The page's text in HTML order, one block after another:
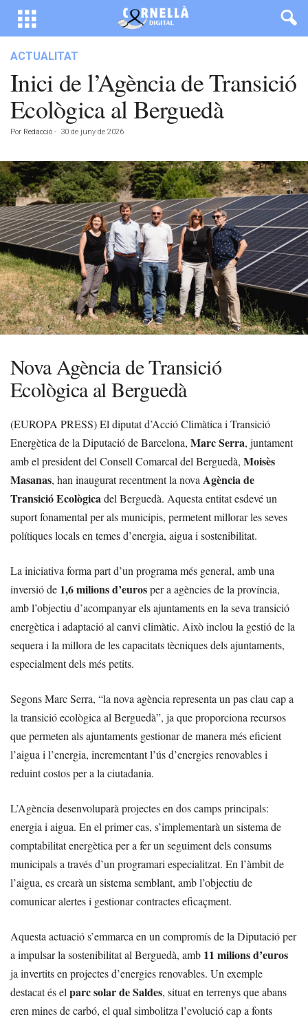
ACTUALITAT
Inici de l’Agència de Transició
Ecològica al Berguedà
Por Redacció - 30 de juny de 2026
Nova Agència de Transició
Ecològica al Berguedà
(EUROPA PRESS) El diputat d’Acció Climàtica i Transició
Energètica de la Diputació de Barcelona, Marc Serra, juntament
amb el president del Consell Comarcal del Berguedà, Moisès
Masanas, han inaugurat recentment la nova Agència de
Transició Ecològicadel Berguedà. Aquesta entitat esdevé un
suport fonamental per als municipis, permetent millorar les seves
polítiques locals en temes d’energia, aigua i sostenibilitat.
La iniciativa forma part d’un programa més general, amb una
inversió de 1,6 milions d’eurosper a agències de la província,
amb l’objectiu d’acompanyar els ajuntaments en la seva transició
energètica i adaptació al canvi climàtic. Això inclou la gestió de la
sequera i la millora de les capacitats tècniques dels ajuntaments,
especialment dels més petits.
Segons Marc Serra, “la nova agència representa un pas clau cap a
la transició ecològica al Berguedà”, ja que proporciona recursos
que permeten als ajuntaments gestionar de manera més eficient
l’aigua i l’energia, incrementant l’ús d’energies renovables i
reduint costos per a la ciutadania.
L’Agència desenvoluparà projectes en dos camps principals:
energia i aigua. En el primer cas, s’implementarà un sistema de
comptabilitat energètica per a fer un seguiment dels consums
municipals a través d’un programari especialitzat. En l’àmbit de
l’aigua, es crearà un sistema semblant, amb l’objectiu de
comunicar alertes i gestionar contractes eficaçment.
Aquesta actuació s’emmarca en un compromís de la Diputació per
a impulsar la sostenibilitat al Berguedà, amb 11 milions d’euros
ja invertits en projectes d’energies renovables. Un exemple
destacat és el parc solar de Saldes, situat en terrenys que abans
eren mines de carbó, el qual simbolitza l’evolució cap a fonts